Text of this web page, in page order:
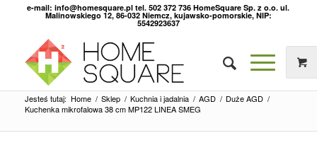
e-mail: info@homesquare.pl tel. 502 372 736 HomeSquare Sp. z o.o. ul.
Malinowskiego 12, 86-032 Niemcz, kujawsko-pomorskie, NIP:
5542923637
Jesteś tutaj: Home / Sklep / Kuchnia i jadalnia / AGD / Duże AGD /
Kuchenka mikrofalowa 38 cm MP122 LINEA SMEG